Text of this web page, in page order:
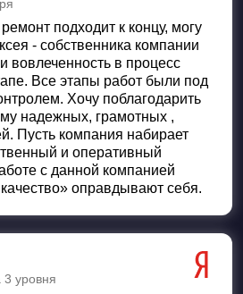
подходит к концу, могу
- собственника компании
вовлеченность в процесс
Все этапы работ были под
Хочу поблагодарить
надежных, грамотных ,
Пусть компания набирает
и оперативный
с данной компанией
оправдывают себя.
3 уровня